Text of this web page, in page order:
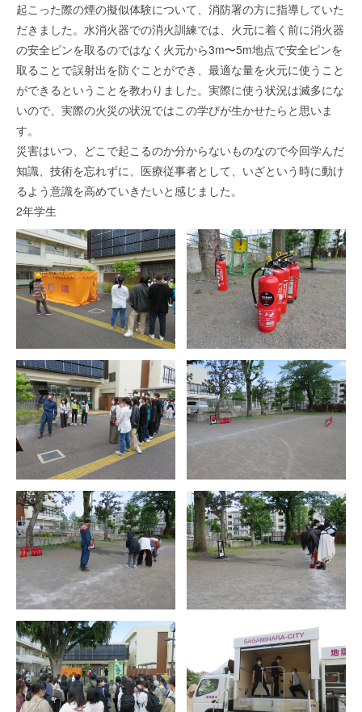
起こった際の煙の擬似体験について、消防署の方に指導していた
だきました。水消火器での消火訓練では、火元に着く前に消火器
の安全ピンを取るのではなく火元から3m〜5m地点で安全ピンを
取ることで誤射出を防ぐことができ、最適な量を火元に使うこと
ができるということを教わりました。実際に使う状況は滅多にな
いので、実際の火災の状況ではこの学びが生かせたらと思いま
す。
災害はいつ、どこで起こるのか分からないものなので今回学んだ
知識、技術を忘れずに、医療従事者として、いざという時に動け
るよう意識を高めていきたいと感じました。
2年学生